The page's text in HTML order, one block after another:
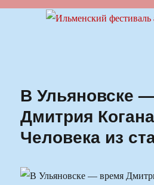
Ильменский
В Ульяновске
Дмитрия
Человека из